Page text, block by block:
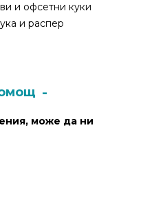
и офсетни куки
и распер
може да ни